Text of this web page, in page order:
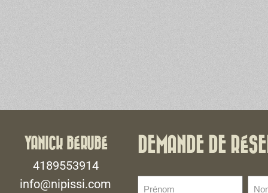
YANICK BÉRUBÉ
4189553914
info@nipissi.com
DEMANDE DE